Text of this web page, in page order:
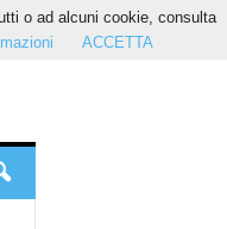
o ad alcuni cookie, consulta
ACCETTA